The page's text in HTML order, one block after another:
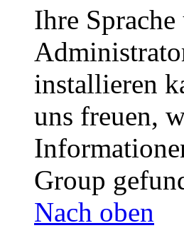
Ihre
installieren
uns freuen,
Group
Nach oben